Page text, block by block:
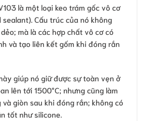
là một loại keo trám gốc vô cơ
Cấu trúc của nó không
mà là các hợp chất vô cơ có
và tạo liên kết gốm khi đóng rắn
giúp nó giữ được sự toàn vẹn ở
lên tới 1500°C; nhưng cũng làm
giòn sau khi đóng rắn; không có
tốt như silicone.